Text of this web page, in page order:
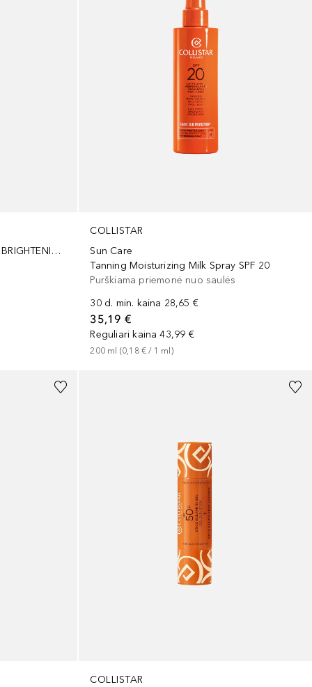
PROTECTIVE DROPS ANTI-AGE BRIGHTENING SPF50
COLLISTAR
Sun Care
Tanning Moisturizing Milk Spray SPF 20
Purškiama priemonė nuo saulės
30 d. min. kaina 28,65 €
35,19 €
Reguliari kaina 43,99 €
200 ml (0,18 € / 1 ml )
COLLISTAR